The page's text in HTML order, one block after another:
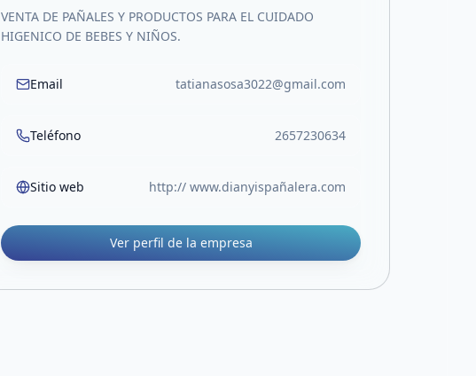
VENTA DE PAÑALES Y PRODUCTOS PARA EL CUIDADO
HIGENICO DE BEBES Y NIÑOS.
Email tatianasosa3022@gmail.com
Teléfono 2657230634
Sitio web http:// www.dianyispañalera.com
Ver perfil de la empresa